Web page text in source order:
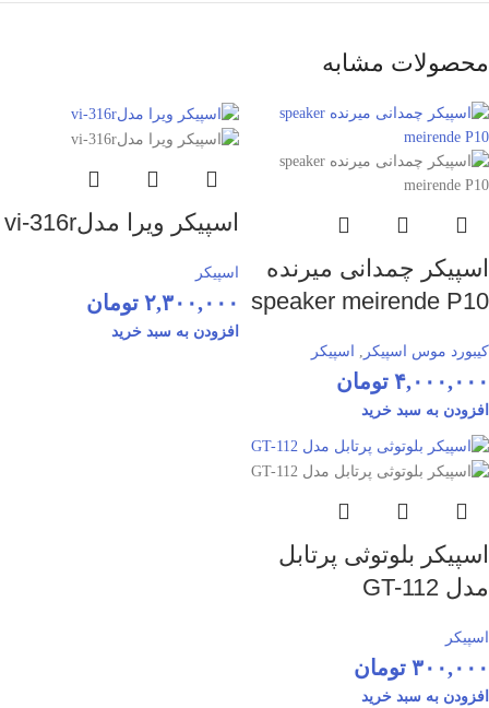
محصولات مشابه
اسپیکر چمدانی میرنده
speaker meirende P10
کیبورد موس اسپیکر , اسپیکر
۴,۰۰۰,۰۰۰ تومان
افزودن به سبد خرید
اسپیکر ویرا مدلvi-316r
اسپیکر
۲,۳۰۰,۰۰۰ تومان
افزودن به سبد خرید
اسپیکر بلوتوثی پرتابل
مدل GT-112
اسپیکر
۳۰۰,۰۰۰ تومان
افزودن به سبد خرید